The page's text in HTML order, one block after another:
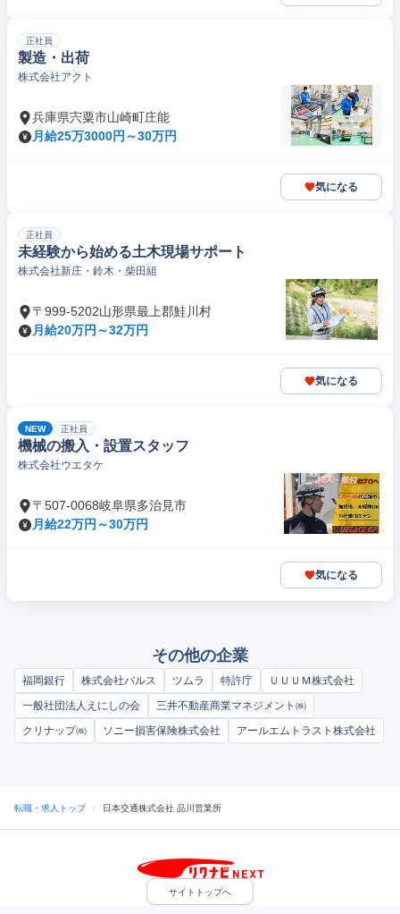
正社員
製造・出荷
株式会社アクト
兵庫県宍粟市山崎町庄能
月給25万3000円～30万円
気になる
正社員
未経験から始める土木現場サポート
株式会社新庄・鈴木・柴田組
〒999-5202山形県最上郡鮭川村
月給20万円～32万円
気になる
NEW 正社員
機械の搬入・設置スタッフ
株式会社ウエタケ
〒507-0068岐阜県多治見市
月給22万円～30万円
気になる
その他の企業
福岡銀行 株式会社バルス ツムラ 特許庁
ＵＵＵＭ株式会社
一般社団法人えにしの会
三井不動産商業マネジメント㈱
クリナップ㈱
ソニー損害保険株式会社 アールエムトラスト株式会社
転職・求人トップ / 日本交通株式会社 品川営業所
サイトトップへ